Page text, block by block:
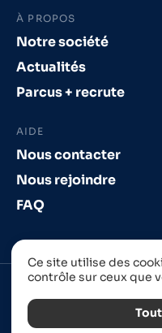
À PROPOS
Notre société
Actualités
Parcus + recrute
AIDE
Nous contacter
Nous rejoindre
FAQ
Ce site utilise des
contrôle sur ceux que